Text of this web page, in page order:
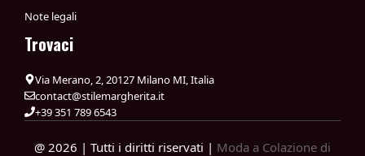
Note legali
Trovaci
Via Merano, 2, 20127 Milano MI, Italia
contact@stilemargherita.it
+39 351 789 6543
@ 2026 | Tutti i diritti riservati | Moda a Colazione di